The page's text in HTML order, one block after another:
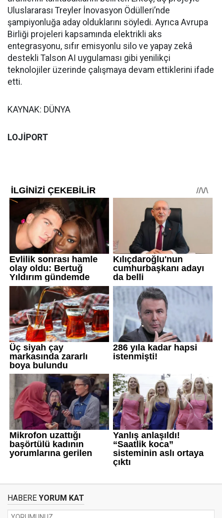
Uluslararası Treyler İnovasyon Ödülleri’nde
şampiyonluğa aday olduklarını söyledi. Ayrıca Avrupa
Birliği projeleri kapsamında elektrikli aks
entegrasyonu, sıfır emisyonlu silo ve yapay zekâ
destekli Talson AI uygulaması gibi yenilikçi
teknolojiler üzerinde çalışmaya devam ettiklerini ifade
etti.
KAYNAK: DÜNYA
LOJİPORT
HABERE YORUM KAT